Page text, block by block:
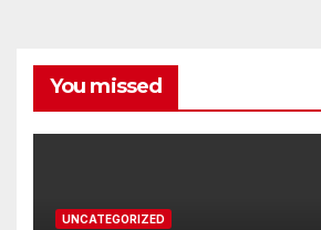
You missed
UNCATEGORIZED